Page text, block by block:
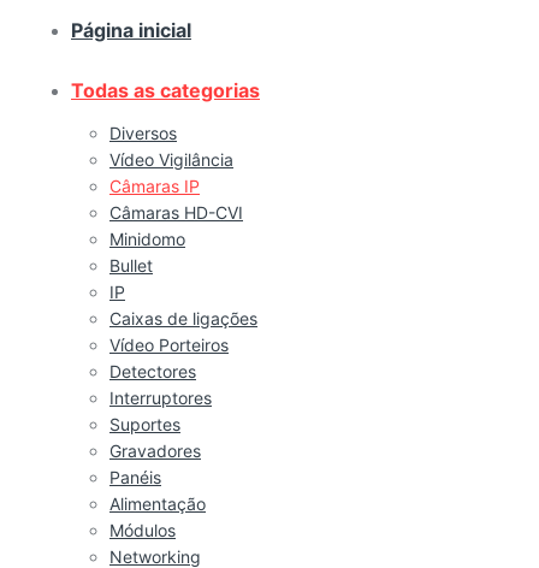
Página inicial
Todas as categorias
Diversos
Vídeo Vigilância
Câmaras IP
Câmaras HD-CVI
Minidomo
Bullet
IP
Caixas de ligações
Vídeo Porteiros
Detectores
Interruptores
Suportes
Gravadores
Panéis
Alimentação
Módulos
Networking